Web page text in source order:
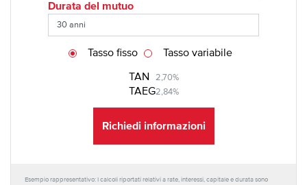
Durata del mutuo
TAN 2,70%
TAEG2,84%
Tasso fisso Tasso variabile
Richiedi informazioni
Esempio rappresentativo: I calcoli riportati relativi a rate, interessi, capitale e durata sono